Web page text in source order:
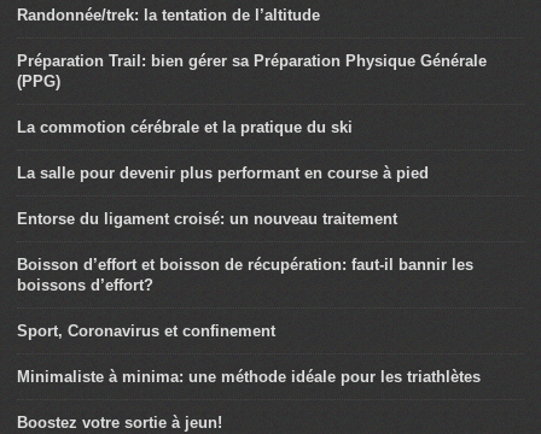
Randonnée/trek: la tentation de l’altitude
Préparation Trail: bien gérer sa Préparation Physique Générale
(PPG)
La commotion cérébrale et la pratique du ski
La salle pour devenir plus performant en course à pied
Entorse du ligament croisé: un nouveau traitement
Boisson d’effort et boisson de récupération: faut-il bannir les
boissons d’effort?
Sport, Coronavirus et confinement
Minimaliste à minima: une méthode idéale pour les triathlètes
Boostez votre sortie à jeun!